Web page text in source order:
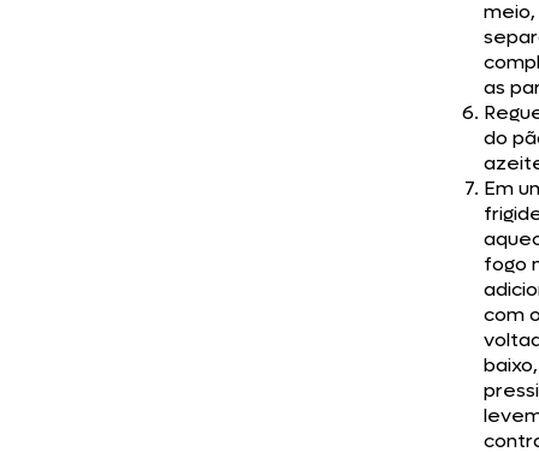
as
do
Em
fogo
com
baixo,